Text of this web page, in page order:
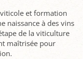
et formation
naissance à des vins
de la viticulture
maîtrisée pour